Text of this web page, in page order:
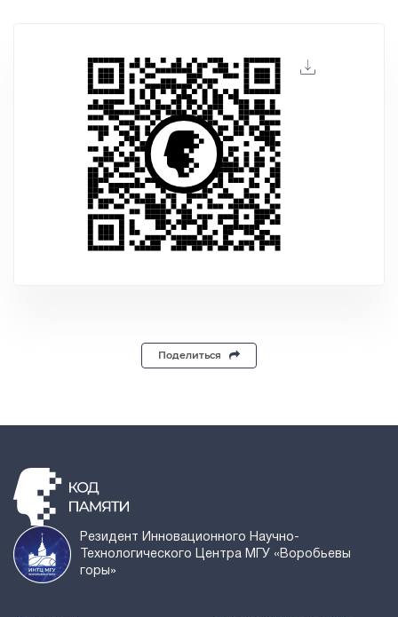
Поделиться
Резидент Инновационного Научно-
Технологического Центра МГУ «Воробьевы
горы»